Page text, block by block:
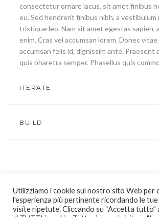
consectetur ornare lacus, sit amet finibus
eu. Sed hendrerit finibus nibh, a vestibulum
tristique leo. Nam sit amet egestas sapien,
enim. Cras vel accumsan lorem. Donec
accumsan felis id, dignissim ante. Praesent
quis pharetra semper. Phasellus quis
ITERATE
BUILD
Utilizziamo i cookie sul nostro sito Web
l'esperienza più pertinente ricordando le
visite ripetute. Cliccando su “Accetta tutto”